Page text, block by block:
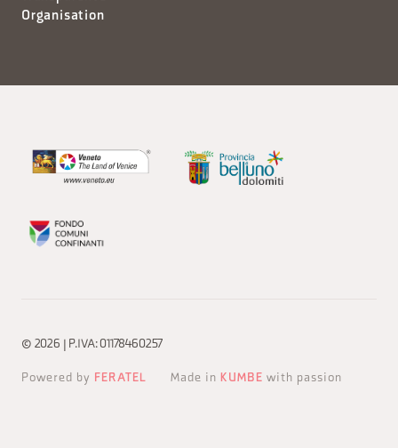
Organisation
© 2026 | P.IVA: 01178460257
Powered by FERATEL Made in KUMBE with passion